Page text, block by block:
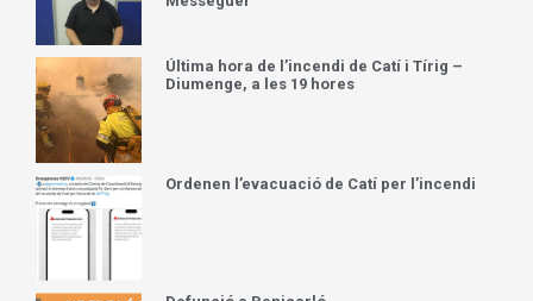
Última hora de l’incendi de Catí i Tírig –
Diumenge, a les 19 hores
Ordenen l’evacuació de Catí per l’incendi